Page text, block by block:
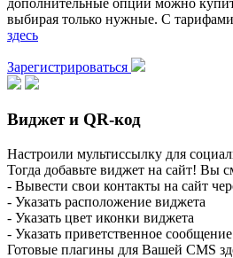
дополнительные опции можно
выбирая только нужные. С
здесь
Зарегистрироваться
Виджет и QR-код
Настроили мультиссылку для
Тогда добавьте виджет на сайт! Вы
- Вывести свои контакты на сайт
- Указать расположение виджета
- Указать цвет иконки виджета
- Указать приветственное сообщение
Готовые плагины для Вашей CMS